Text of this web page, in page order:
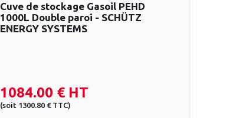
Cuve de stockage Gasoil PEHD
1000L Double paroi - SCHÜTZ
ENERGY SYSTEMS
1084.00 € HT
(soit 1300.80 € TTC)